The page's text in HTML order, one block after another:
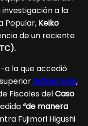
investigación a la
Popular, Keiko
de un reciente
a la que accedió
Rafael Vela,
Fiscales delCaso
“de manera
Fujimori Higushi